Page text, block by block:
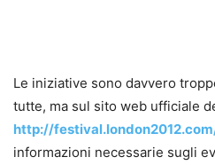
Le iniziative sono davvero
tutte, ma sul sito web ufficiale
http://
informazioni necessarie sugli